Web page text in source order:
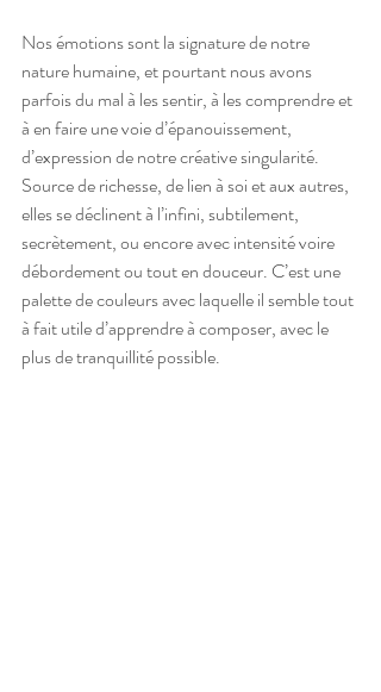
Nos émotions sont la signature de notre
nature humaine, et pourtant nous avons
parfois du mal à les sentir, à les comprendre et
à en faire une voie d’épanouissement,
d’expression de notre créative singularité.
Source de richesse, de lien à soi et aux autres,
elles se déclinent à l’infini, subtilement,
secrètement, ou encore avec intensité voire
débordement ou tout en douceur. C’est une
palette de couleurs avec laquelle il semble tout
à fait utile d’apprendre à composer, avec le
plus de tranquillité possible.